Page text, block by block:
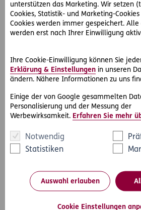
unterstützen das Marketing. Wir setzen
Cookies, Statistik- und Marketing-
Cookies werden immer gespeichert. Alle
werden erst nach Ihrer Einwilligung
Ihre Cookie-Einwilligung können Sie
Erklärung & Einstellungen in unseren
ändern. Nähere Informationen zu uns
Einige der von Google gesammelten
Personalisierung und der Messung der
Werbewirksamkeit. Erfahren Sie mehr
Notwendig
Statistiken
Auswahl erlauben
Cookie Einstellungen
Bedeutung für die Praxis:
Die Absolvierung eines Trails auf
Gefahrenstellen einen persönlichen
können. Fazit: Die fehlende
oder ungenügende Beherrschung
kompensiert. Oft geht auch schon
Startbereiches hervor, dass für die
Strecke besondere Vorsicht geboten
eingehende Besichtigung dringend